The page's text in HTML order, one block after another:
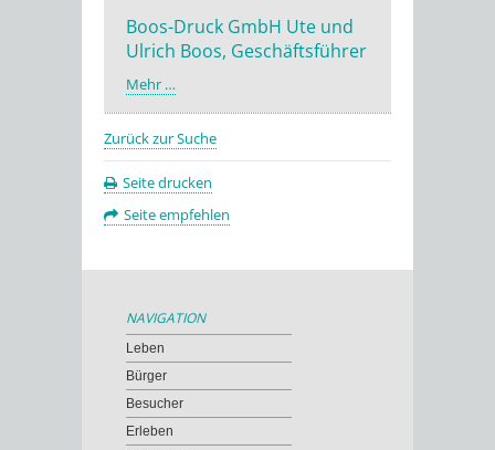
Boos-Druck GmbH Ute und
Ulrich Boos, Geschäftsführer
Mehr …
Zurück zur Suche
Seite drucken
Seite empfehlen
NAVIGATION
Leben
Bürger
Besucher
Erleben